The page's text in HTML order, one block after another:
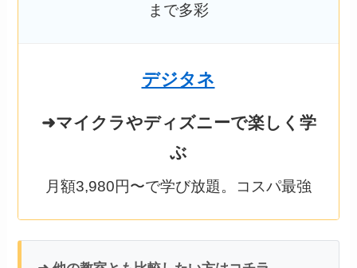
まで多彩
デジタネ
➜マイクラやディズニーで楽しく学
ぶ
月額3,980円〜で学び放題。コスパ最強